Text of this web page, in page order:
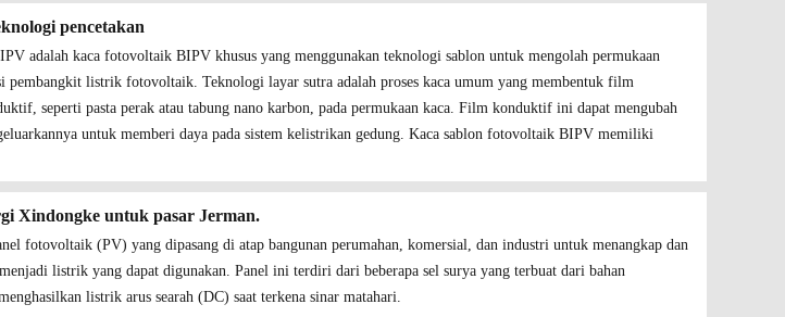
pencetakan
adalah kaca fotovoltaik BIPV khusus yang menggunakan teknologi sablon untuk mengolah permukaan
pembangkit listrik fotovoltaik. Teknologi layar sutra adalah proses kaca umum yang membentuk film
seperti pasta perak atau tabung nano karbon, pada permukaan kaca. Film konduktif ini dapat mengubah
untuk memberi daya pada sistem kelistrikan gedung. Kaca sablon fotovoltaik BIPV memiliki
Xindongke untuk pasar Jerman.
fotovoltaik (PV) yang dipasang di atap bangunan perumahan, komersial, dan industri untuk menangkap dan
listrik yang dapat digunakan. Panel ini terdiri dari beberapa sel surya yang terbuat dari bahan
listrik arus searah (DC) saat terkena sinar matahari.